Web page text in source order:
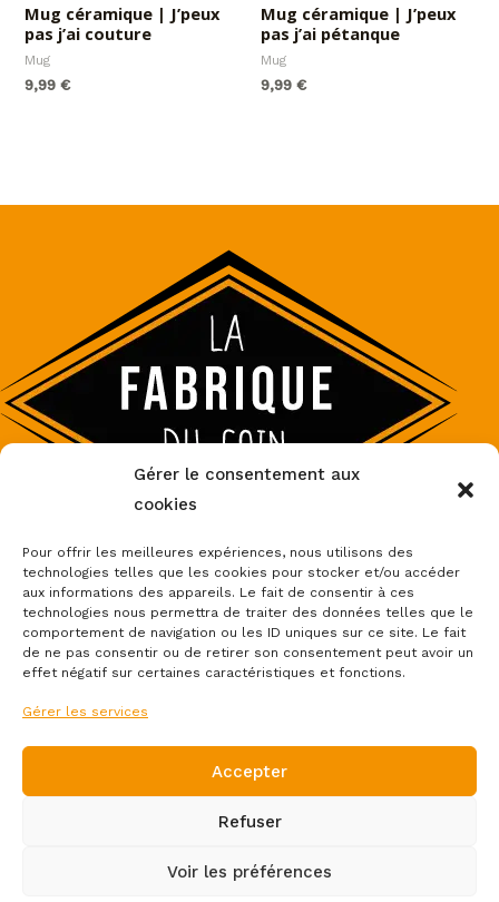
Gérer le consentement aux
cookies
Pour offrir les meilleures expériences, nous utilisons des
technologies telles que les cookies pour stocker et/ou accéder
aux informations des appareils. Le fait de consentir à ces
technologies nous permettra de traiter des données telles que le
comportement de navigation ou les ID uniques sur ce site. Le fait
de ne pas consentir ou de retirer son consentement peut avoir un
effet négatif sur certaines caractéristiques et fonctions.
Gérer les services
Accepter
Refuser
Voir les préférences
Note
0
sur
Mug céramique | J’peux
pas j’ai couture
Mug
9,99€
Note
0
sur
Mug céramique | J’peux
pas j’ai pétanque
Mug
9,99 €
Accueil Boutique Boutique partenaires
Thèmes
Nos réalisations
À Propos Contact
Mentions légales et politique de confidentialité
Conditions Générales de Vente